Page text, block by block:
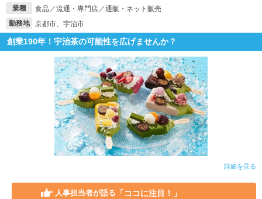
業種
食品／流通・専門店／通販・ネット販売
勤務地
京都市、宇治市
創業190年！宇治茶の可能性を広げませんか？
詳細を見る
人事担当者が語る 「ココに注目！」